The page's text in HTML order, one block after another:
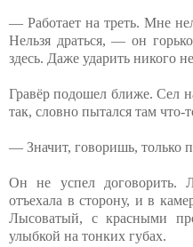
— Работает на треть. Мне
Нельзя драться, — он
здесь. Даже ударить никого
Гравёр подошел ближе. Сел
так, словно пытался там что-
— Значит, говоришь, только
Он не успел договорить.
отъехала в сторону, и в
Лысоватый, с красными
улыбкой на тонких губах.